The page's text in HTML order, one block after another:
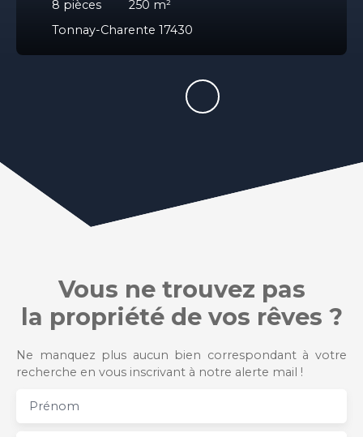
8 pièces 250 m²
Tonnay-Charente 17430
Vous ne trouvez pas
la propriété de vos rêves ?
Ne manquez plus aucun bien correspondant à votre
recherche en vous inscrivant à notre alerte mail !
Prénom